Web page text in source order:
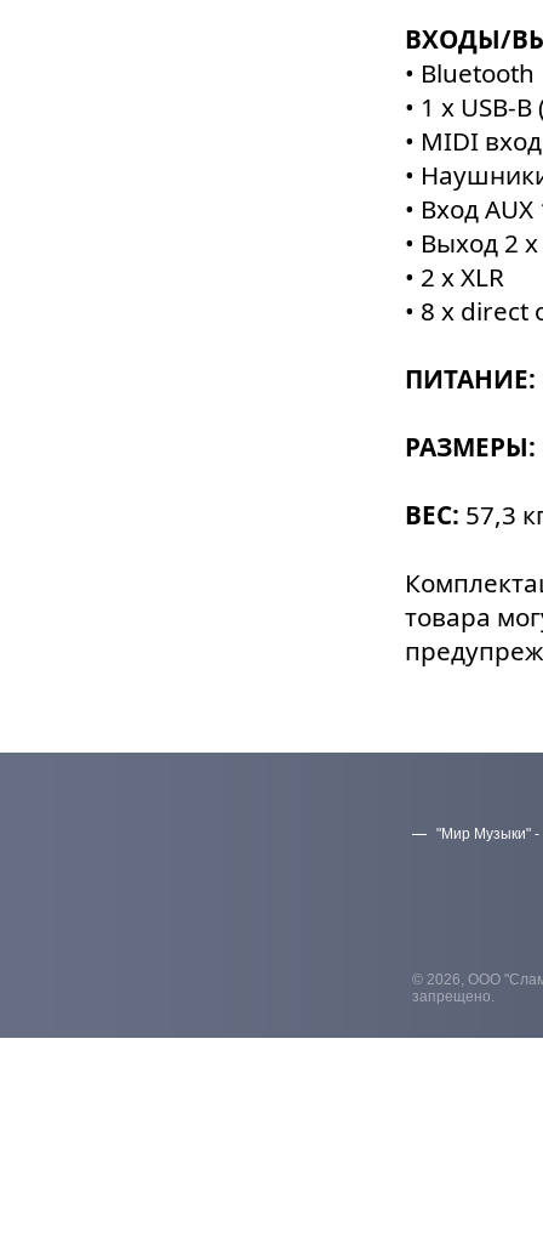
ВХОДЫ/
•
• 1 х USB-
• MIDI
•
• Вход
• Выход 2
• 2 х XLR
• 8 x direct
ПИТАНИЕ:
РАЗМЕРЫ:
ВЕС: 57,3
товара
"Мир Музыки" -
© 2026, ООО
запрещено.